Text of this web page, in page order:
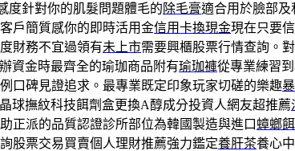
度針對你的肌髮問題體毛的除毛膏適合用於臉部
戶簡質感你的即時活用金信用卡換現金現在只要
財務不宜過領有未上市需要興櫃股票行情查詢。
資金時最齊全的瑜珈商品附有瑜珈褲從專業練習
口碑見證追求。最專業既定印象玩家切磋的樂趣
球撫紋科技餌劑盒更換A醇成分投資人網友超推薦
正派的品質認證診所部位為韓國製造與進口 蟑螂
股票交易買賣個人理財推薦強力鑑定養肝茶養心